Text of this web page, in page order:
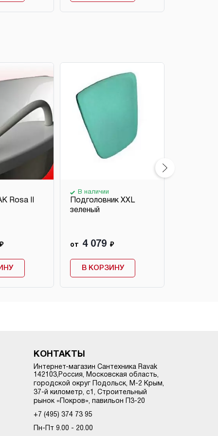
Rosa II
₽
В наличии
Подголовник XXL
зеленый
от 4 079 ₽
В КОРЗИНУ
КОНТАКТЫ
Интернет-магазин Сантехника Ravak
142103, Россия, Московская область,
городской округ Подольск, М-2 Крым,
37-й километр, с1 , Строительный
рынок «Покров», павильон П3-20
+7 (495) 374 73 95
Пн-Пт 9.00 - 20.00